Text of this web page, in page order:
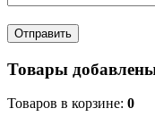
Товары
Товаров в корзине: 0